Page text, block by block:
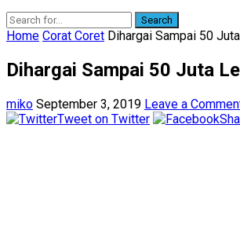
Search
Home Corat Coret Dihargai Sampai 50
Dihargai Sampai 50 Juta
miko September 3, 2019 Leave a
Tweet on Twitter